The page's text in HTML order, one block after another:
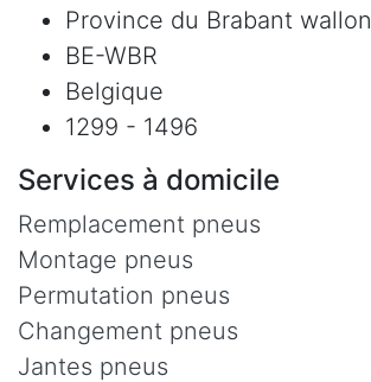
Province du Brabant wallon
BE-WBR
Belgique
1299 - 1496
Services à domicile
Remplacement pneus
Montage pneus
Permutation pneus
Changement pneus
Jantes pneus